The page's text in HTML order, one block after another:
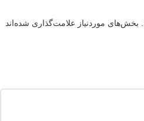
بخش‌های موردنیاز علامت‌گذاری شده‌اند